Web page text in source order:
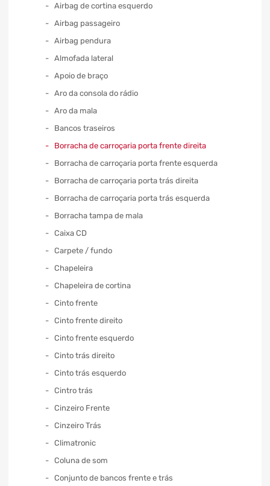
Airbag de cortina esquerdo
Airbag passageiro
Airbag pendura
Almofada lateral
Apoio de braço
Aro da consola do rádio
Aro da mala
Bancos traseiros
Borracha de carroçaria porta frente direita
Borracha de carroçaria porta frente esquerda
Borracha de carroçaria porta trás direita
Borracha de carroçaria porta trás esquerda
Borracha tampa de mala
Caixa CD
Carpete / fundo
Chapeleira
Chapeleira de cortina
Cinto frente
Cinto frente direito
Cinto frente esquerdo
Cinto trás direito
Cinto trás esquerdo
Cintro trás
Cinzeiro Frente
Cinzeiro Trás
Climatronic
Coluna de som
Conjunto de bancos frente e trás